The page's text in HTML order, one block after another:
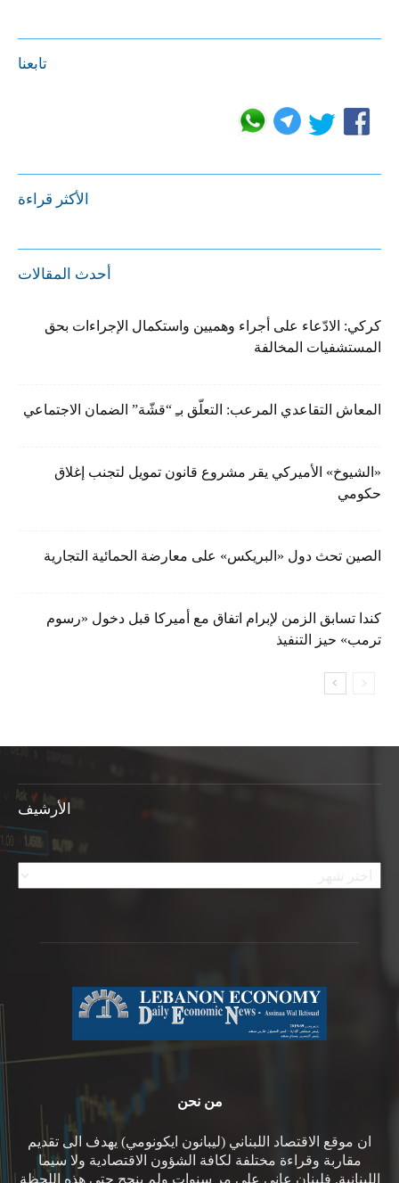
تابعنا
الأكثر قراءة
أحدث المقالات
كركي: الادّعاء على أجراء وهميين واستكمال الإجراءات بحق
المستشفيات المخالفة
المعاش التقاعدي المرعب: التعلّق بـِ “قشّة” الضمان الاجتماعي
«الشيوخ» الأميركي يقر مشروع قانون تمويل لتجنب إغلاق
حكومي
الصين تحث دول «البريكس» على معارضة الحمائية التجارية
كندا تسابق الزمن لإبرام اتفاق مع أميركا قبل دخول «رسوم
ترمب» حيز التنفيذ
الأرشيف
الأرشيف
من نحن
ان موقع الاقتصاد اللبناني (ليبانون ايكونومي) يهدف الى تقديم
مقاربة وقراءة مختلفة لكافة الشؤون الاقتصادية ولا سيما
اللبنانية. فلبنان عانى على مر سنوات ولم ينجح حتى هذه اللحظة